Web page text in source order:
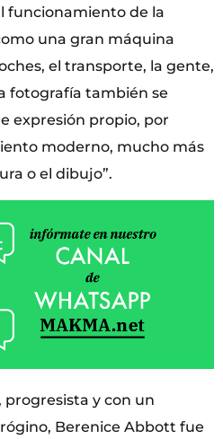
funcionamiento de la
una gran máquina
el transporte, la gente,
fotografía también se
expresión propio, por
moderno, mucho más
o el dibujo”.
y con un
Berenice Abbott fue